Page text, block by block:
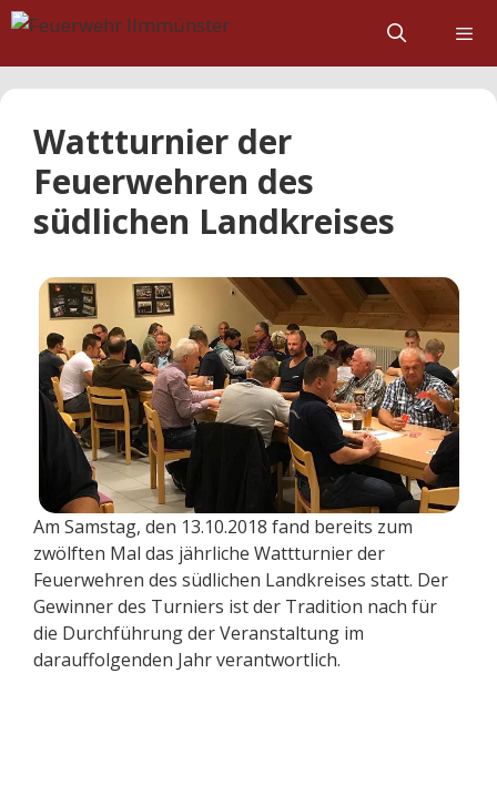
Zum
Inhalt
springen
Wattturnier der
Feuerwehren des
südlichen Landkreises
Am Samstag, den 13.10.2018 fand bereits zum
zwölften Mal das jährliche Wattturnier der
Feuerwehren des südlichen Landkreises statt. Der
Gewinner des Turniers ist der Tradition nach für
die Durchführung der Veranstaltung im
darauffolgenden Jahr verantwortlich.